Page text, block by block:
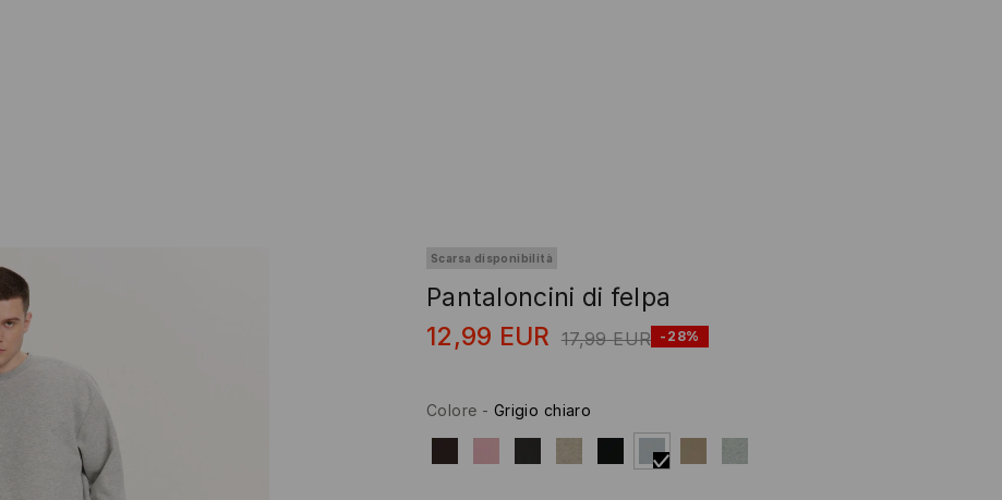
Scarsa disponibilità
Pantaloncini di felpa
12,99 EUR 17,99 EUR -28%
Colore - Grigio chiaro